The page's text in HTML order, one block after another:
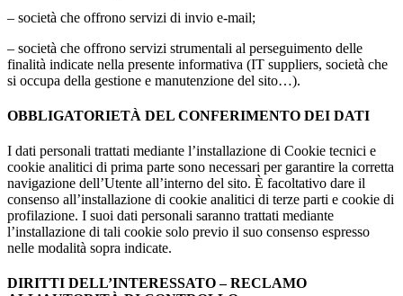
– società che offrono servizi di invio e-mail;
– società che offrono servizi strumentali al perseguimento delle
finalità indicate nella presente informativa (IT suppliers, società che
si occupa della gestione e manutenzione del sito…).
OBBLIGATORIETÀ DEL CONFERIMENTO DEI DATI
I dati personali trattati mediante l’installazione di Cookie tecnici e
cookie analitici di prima parte sono necessari per garantire la corretta
navigazione dell’Utente all’interno del sito. È facoltativo dare il
consenso all’installazione di cookie analitici di terze parti e cookie di
profilazione. I suoi dati personali saranno trattati mediante
l’installazione di tali cookie solo previo il suo consenso espresso
nelle modalità sopra indicate.
DIRITTI DELL’INTERESSATO – RECLAMO